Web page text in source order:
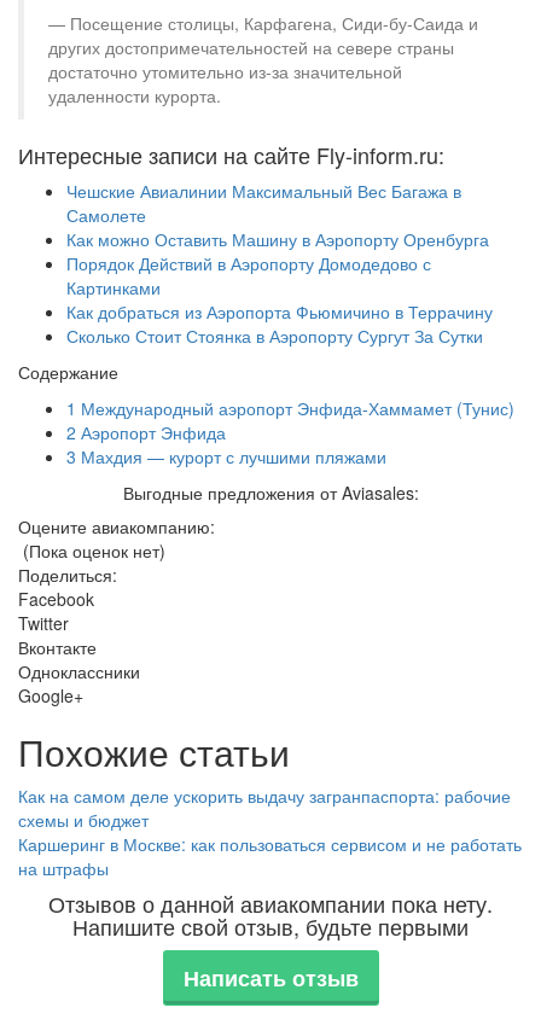
Посещение столицы, Карфагена, Сиди-бу-Саида и
других достопримечательностей на севере страны
достаточно утомительно из-за значительной
удаленности курорта.
Интересные записи на сайте Fly-inform.ru:
Чешские Авиалинии Максимальный Вес Багажа в
Самолете
Как можно Оставить Машину в Аэропорту Оренбурга
Порядок Действий в Аэропорту Домодедово с
Картинками
Как добраться из Аэропорта Фьюмичино в Террачину
Сколько Стоит Стоянка в Аэропорту Сургут За Сутки
Содержание
1 Международный аэропорт Энфида-Хаммамет (Тунис)
2 Аэропорт Энфида
3 Махдия — курорт с лучшими пляжами
Выгодные предложения от Aviasales:
Оцените авиакомпанию:
(Пока оценок нет)
Поделиться:
Facebook
Twitter
Вконтакте
Одноклассники
Google+
Похожие статьи
Как на самом деле ускорить выдачу загранпаспорта: рабочие
схемы и бюджет
Каршеринг в Москве: как пользоваться сервисом и не работать
на штрафы
Отзывов о данной авиакомпании пока нету.
Напишите свой отзыв, будьте первыми
Написать отзыв